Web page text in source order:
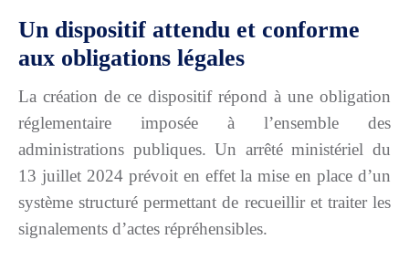
Un dispositif attendu et conforme
aux obligations légales
La création de ce dispositif répond à une obligation
réglementaire imposée à l’ensemble des
administrations publiques. Un arrêté ministériel du
13 juillet 2024 prévoit en effet la mise en place d’un
système structuré permettant de recueillir et traiter les
signalements d’actes répréhensibles.